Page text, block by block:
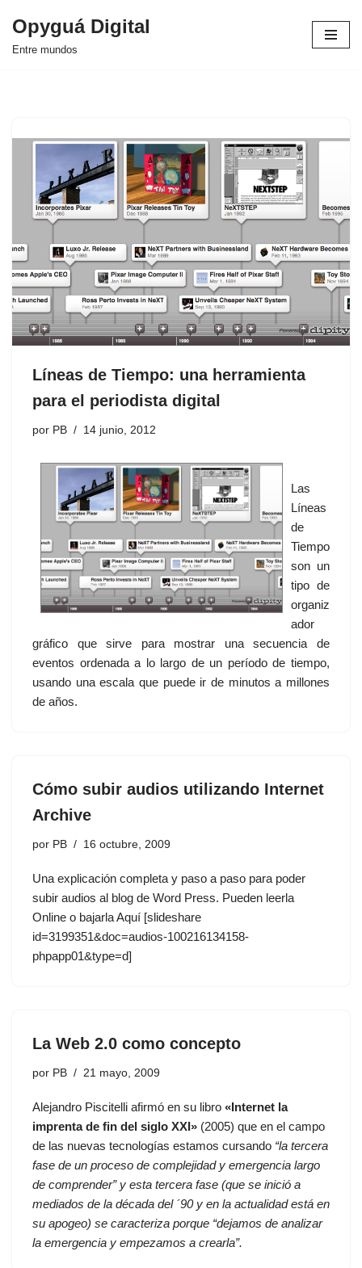
Saltar
Opyguá Digital
Entre mundos
Líneas de Tiempo: una herramienta
para el periodista digital
por PB 14 junio, 2012
Las
Líneas
de
Tiempo
son un
tipo de
organiz
ador
gráfico que sirve para mostrar una secuencia de
eventos ordenada a lo largo de un período de tiempo,
usando una escala que puede ir de minutos a millones
de años.
Cómo subir audios utilizando Internet
Archive
por PB 16 octubre, 2009
Una explicación completa y paso a paso para poder
subir audios al blog de Word Press. Pueden leerla
Online o bajarla Aquí [slideshare
id=3199351&doc=audios-100216134158-
phpapp01&type=d]
La Web 2.0 como concepto
por PB 21 mayo, 2009
Alejandro Piscitelli afirmó en su libro «Internet la
imprenta de fin del siglo XXI» (2005) que en el campo
de las nuevas tecnologías estamos cursando “la tercera
fase de un proceso de complejidad y emergencia largo
de comprender” y esta tercera fase (que se inició a
mediados de la década del ´90 y en la actualidad está en
su apogeo) se caracteriza porque “dejamos de analizar
la emergencia y empezamos a crearla”.